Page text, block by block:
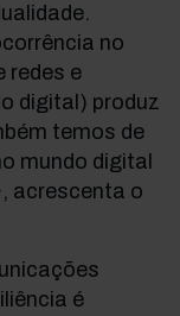
no
redes e
digital) produz
temos de
mundo digital
acrescenta o
é